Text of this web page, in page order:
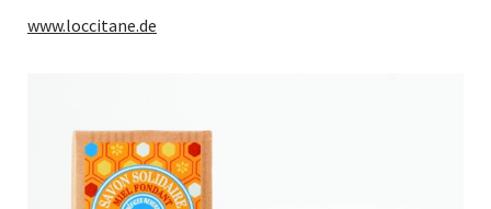
www.loccitane.de